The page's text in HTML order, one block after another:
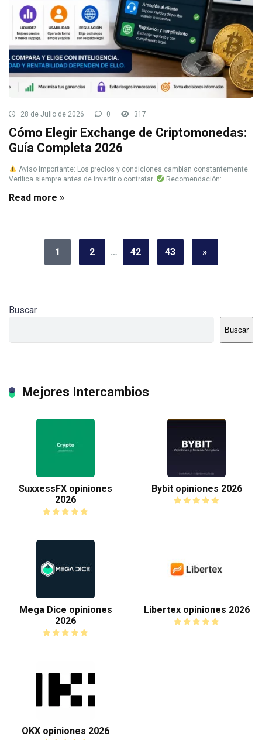
28 de Julio de 2026 0 317
Cómo Elegir Exchange de Criptomonedas:
Guía Completa 2026
Aviso Importante: Los precios y condiciones cambian constantemente.
Verifica siempre antes de invertir o contratar.
Recomendación: ...
Read more »
1 2 … 42 43 »
Buscar
Buscar
Mejores Intercambios
SuxxessFX opiniones
2026
Bybit opiniones 2026
Mega Dice opiniones
2026
Libertex opiniones 2026
OKX opiniones 2026